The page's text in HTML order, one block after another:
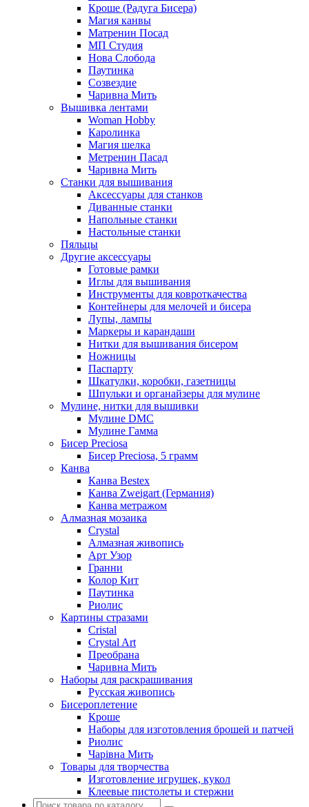
Кроше (Радуга Бисера)
Магия канвы
Матренин Посад
МП Студия
Нова Слобода
Паутинка
Созвездие
Чаривна Мить
Вышивка лентами
Woman Hobby
Каролинка
Магия шелка
Метренин Пасад
Чаривна Мить
Станки для вышивания
Аксессуары для станков
Диванные станки
Напольные станки
Настольные станки
Пяльцы
Другие аксессуары
Готовые рамки
Иглы для вышивания
Инструменты для ковроткачества
Контейнеры для мелочей и бисера
Лупы, лампы
Маркеры и карандаши
Нитки для вышивания бисером
Ножницы
Паспарту
Шкатулки, коробки, газетницы
Шпульки и органайзеры для мулине
Мулине, нитки для вышивки
Мулине DMC
Мулине Гамма
Бисер Preciosa
Бисер Preciosa, 5 грамм
Канва
Канва Bestex
Канва Zweigart (Германия)
Канва метражом
Алмазная мозаика
Crystal
Алмазная живопись
Арт Узор
Гранни
Колор Кит
Паутинка
Риолис
Картины стразами
Cristal
Crystal Art
Преобрана
Чаривна Мить
Наборы для раскрашивания
Русская живопись
Бисероплетение
Кроше
Наборы для изготовления брошей и патчей
Риолис
Чарiвна Мить
Товары для творчества
Изготовление игрушек, кукол
Клеевые пистолеты и стержни